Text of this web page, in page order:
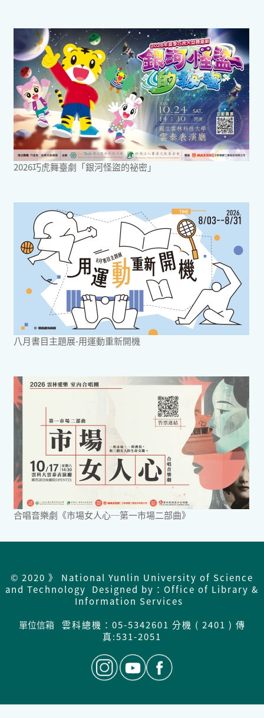
2026巧虎舞臺劇「銀河怪盜的祕密」
八月書目主題展-用運動重新開機
合唱音樂劇《市場女人心─第一市場二部曲》
© 2020 》 National Yunlin University of Science
and Technology Designed by：Office of Library &
Information Services
單位信箱
雲科總機：05-5342601 分機 ( 2401 ) 傳
真:531-2051